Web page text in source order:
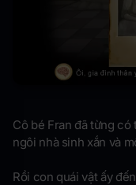
Cô bé Fran đã từng
ngôi nhà sinh xắn và
Rồi con quái vật ấy